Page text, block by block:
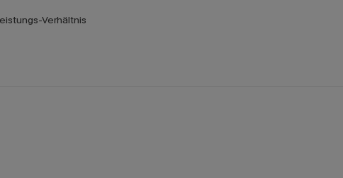
Verhältnis